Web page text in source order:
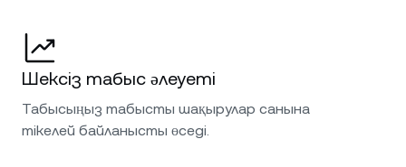
Шексіз табыс әлеуеті
Табысыңыз табысты шақырулар санына
тікелей байланысты өседі.